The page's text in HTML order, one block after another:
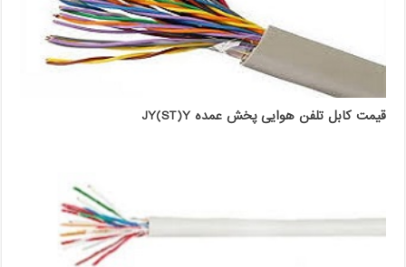
قیمت کابل تلفن هوایی پخش عمده JY(ST)Y